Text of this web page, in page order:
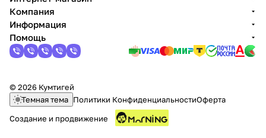
Компания
Информация
Помощь
© 2026 Кумтигей
Темная тема Политики КонфиденциальностиОферта
Создание и продвижение